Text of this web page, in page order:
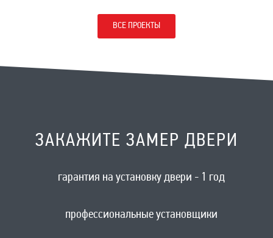
ВСЕ ПРОЕКТЫ
ЗАКАЖИТЕ ЗАМЕР ДВЕРИ
гарантия на установку двери - 1 год
профессиональные установщики